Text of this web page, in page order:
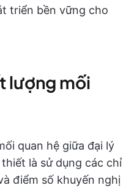
triển bền vững cho
lượng mối
quan hệ giữa đại lý
là sử dụng các chỉ
điểm số khuyến nghị